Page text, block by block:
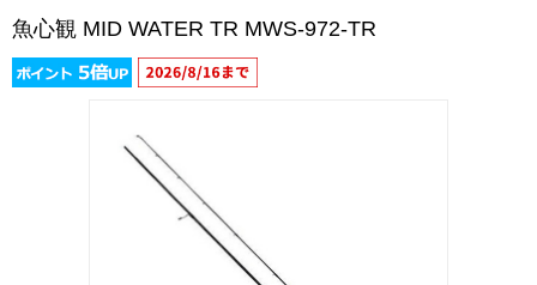
魚心観 MID WATER TR MWS-972-TR